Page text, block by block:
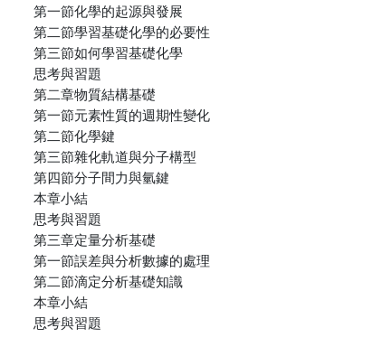
第一節化學的起源與發展
第二節學習基礎化學的必要性
第三節如何學習基礎化學
思考與習題
第二章物質結構基礎
第一節元素性質的週期性變化
第二節化學鍵
第三節雜化軌道與分子構型
第四節分子間力與氫鍵
本章小結
思考與習題
第三章定量分析基礎
第一節誤差與分析數據的處理
第二節滴定分析基礎知識
本章小結
思考與習題